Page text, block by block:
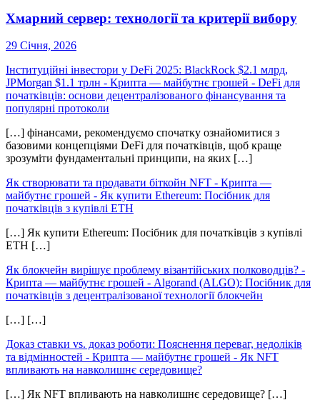
Хмарний сервер: технології та критерії вибору
29 Січня, 2026
Інституційні інвестори у DeFi 2025: BlackRock $2.1 млрд,
JPMorgan $1.1 трлн - Крипта — майбутнє грошей - DeFi для
початківців: основи децентралізованого фінансування та
популярні протоколи
[…] фінансами, рекомендуємо спочатку ознайомитися з
базовими концепціями DeFi для початківців, щоб краще
зрозуміти фундаментальні принципи, на яких […]
Як створювати та продавати біткойн NFT - Крипта —
майбутнє грошей - Як купити Ethereum: Посібник для
початківців з купівлі ETH
[…] Як купити Ethereum: Посібник для початківців з купівлі
ETH […]
Як блокчейн вирішує проблему візантійських полководців? -
Крипта — майбутнє грошей - Algorand (ALGO): Посібник для
початківців з децентралізованої технології блокчейн
[…] […]
Доказ ставки vs. доказ роботи: Пояснення переваг, недоліків
та відмінностей - Крипта — майбутнє грошей - Як NFT
впливають на навколишнє середовище?
[…] Як NFT впливають на навколишнє середовище? […]